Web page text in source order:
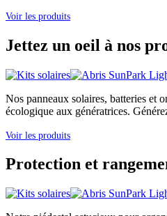
Voir les produits
Jettez un oeil à nos
Nos panneaux solaires, batteries et
écologique aux génératrices.
Voir les produits
Protection et